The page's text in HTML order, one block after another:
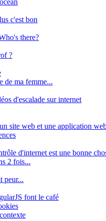
c'est bon
there?
?
de ma femme...
d'escalade sur internet
site web et une application
d'internet est une bonne
2 fois...
peur...
font le café